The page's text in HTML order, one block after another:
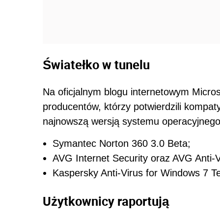
Światełko w tunelu
Na oficjalnym blogu internetowym
producentów, którzy potwierdzili
najnowszą wersją systemu
Symantec Norton 360 3.0 Beta;
AVG Internet Security oraz AVG Anti-
Kaspersky Anti-Virus for Windows 7
Użytkownicy raportują